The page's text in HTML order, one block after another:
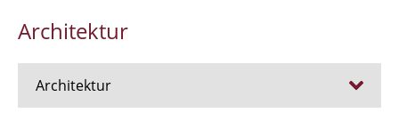
Architektur
Architektur